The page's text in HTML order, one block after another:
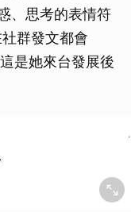
、思考的表情符
群發文都會
是她來台發展後